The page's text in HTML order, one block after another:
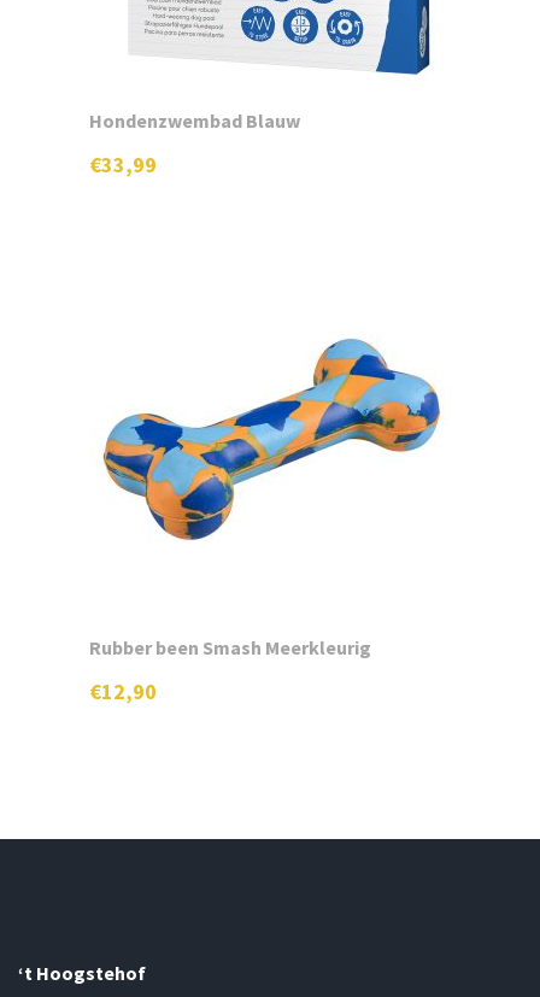
Hondenzwembad Blauw
€33,99
Rubber been Smash Meerkleurig
€12,90
‘t Hoogstehof